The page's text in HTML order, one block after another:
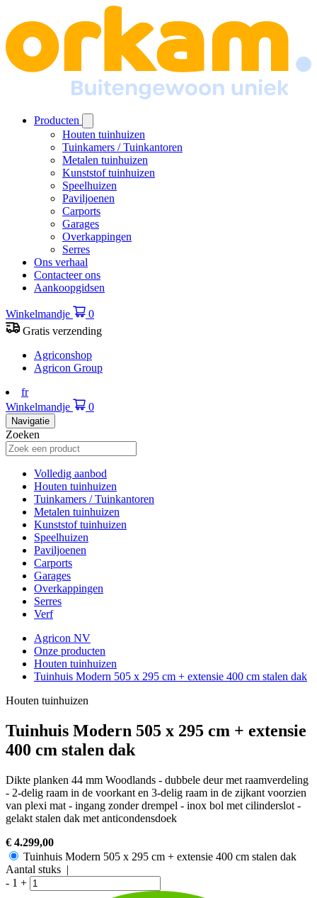
Producten
Houten tuinhuizen
Tuinkamers / Tuinkantoren
Metalen tuinhuizen
Kunststof tuinhuizen
Speelhuizen
Paviljoenen
Carports
Garages
Overkappingen
Serres
Ons verhaal
Contacteer ons
Aankoopgidsen
Winkelmandje
0
Gratis verzending
Agriconshop
Agricon Group
fr
Winkelmandje
0
Navigatie
Zoeken
Volledig aanbod
Houten tuinhuizen
Tuinkamers / Tuinkantoren
Metalen tuinhuizen
Kunststof tuinhuizen
Speelhuizen
Paviljoenen
Carports
Garages
Overkappingen
Serres
Verf
Agricon NV
Onze producten
Houten tuinhuizen
Tuinhuis Modern 505 x 295 cm + extensie 400 cm stalen dak
Houten tuinhuizen
Tuinhuis Modern 505 x 295 cm + extensie
400 cm stalen dak
Dikte planken 44 mm Woodlands - dubbele deur met raamverdeling
- 2-delig raam in de voorkant en 3-delig raam in de zijkant voorzien
van plexi mat - ingang zonder drempel - inox bol met cilinderslot -
gelakt stalen dak met anticondensdoek
€ 4.299,00
Tuinhuis Modern 505 x 295 cm + extensie 400 cm stalen dak
Aantal stuks |
- 1 +